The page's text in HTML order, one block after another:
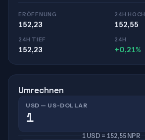
ERÖFFNUNG
152,23
24H HOCH
152,55
24H TIEF
152,23
24H
+0,21%
Umrechnen
USD — US-DOLLAR
1 USD = 152,55 NPR